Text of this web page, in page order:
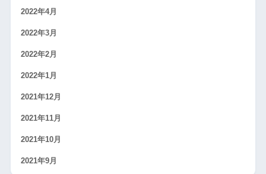
2022年4月
2022年3月
2022年2月
2022年1月
2021年12月
2021年11月
2021年10月
2021年9月